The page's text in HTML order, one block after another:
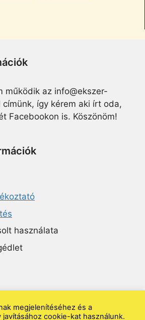
működik az info@ekszer-
címünk, így kérem aki írt oda,
Facebookon is. Köszönöm!
használata
megjelenítéséhez és a
javításához cookie-kat használunk.